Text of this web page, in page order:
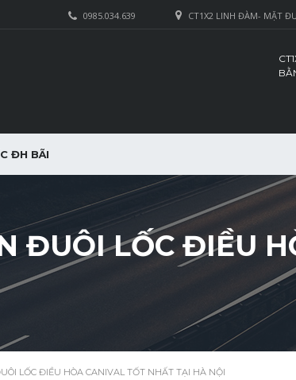
CT1X2 LINH ĐÀM- MẶT
0985.034.639
ĐH BÃI
ĐUÔI LỐC ĐIỀU
LỐC ĐIỀU HÒA CANIVAL TỐT NHẤT TẠI HÀ NỘI